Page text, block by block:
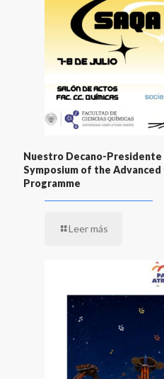
Nuestro Decano-Presidente
Symposium of the
Programme
Leer más